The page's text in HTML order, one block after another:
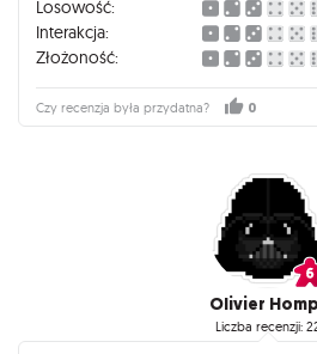
Losowość:
Interakcja:
Złożoność:
Czy recenzja była przydatna? 0
Olivier
Liczba recenzji: